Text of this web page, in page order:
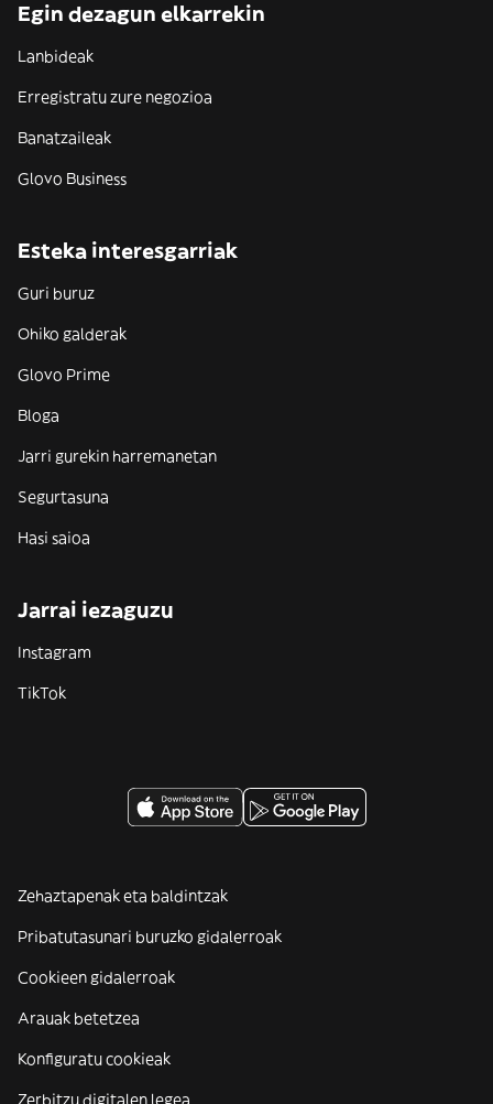
Egin dezagun elkarrekin
Lanbideak
Erregistratu zure negozioa
Banatzaileak
Glovo Business
Esteka interesgarriak
Guri buruz
Ohiko galderak
Glovo Prime
Bloga
Jarri gurekin harremanetan
Segurtasuna
Hasi saioa
Jarrai iezaguzu
Instagram
TikTok
Zehaztapenak eta baldintzak
Pribatutasunari buruzko gidalerroak
Cookieen gidalerroak
Arauak betetzea
Konfiguratu cookieak
Zerbitzu digitalen legea